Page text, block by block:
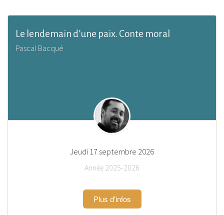
Le lendemain d’une paix. Conte moral
Pascal Bacqué
Jeudi 17 septembre 2026
Année 2025-2026
Plus d'infos